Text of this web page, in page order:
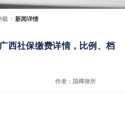
裁 / 新闻详情
西社保缴费详情，比例、档
作者：国樽律所